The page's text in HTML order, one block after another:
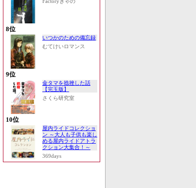
Factoryきゃの
8位
いつかのための備忘録
むてけいロマンス
9位
金タマを捻挫した話
【完玉版】
さくら研究室
10位
屋内ライドコレクショ
ン ～大人も子供も楽し
める屋内ライドアトラ
クション大集合！～
369days